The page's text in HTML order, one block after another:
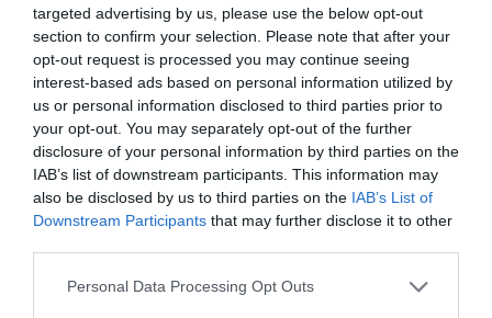
targeted advertising by us, please use the below opt-out
section to confirm your selection. Please note that after your
opt-out request is processed you may continue seeing
interest-based ads based on personal information utilized by
us or personal information disclosed to third parties prior to
your opt-out. You may separately opt-out of the further
disclosure of your personal information by third parties on the
IAB’s list of downstream participants. This information may
also be disclosed by us to third parties on the IAB’s List of
Downstream Participants that may further disclose it to other
Personal Data Processing Opt Outs
Sallad med fetaost, svamp och avokado
Sallad med fetaost, svamp, avokado, tomat, rödlök
och lite vitlök. Serveringsförslag Passar utmärkt
som...